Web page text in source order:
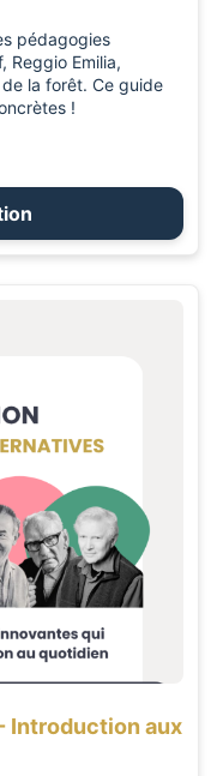
pédagogies
Reggio Emilia,
la forêt. Ce guide
!
Introduction aux